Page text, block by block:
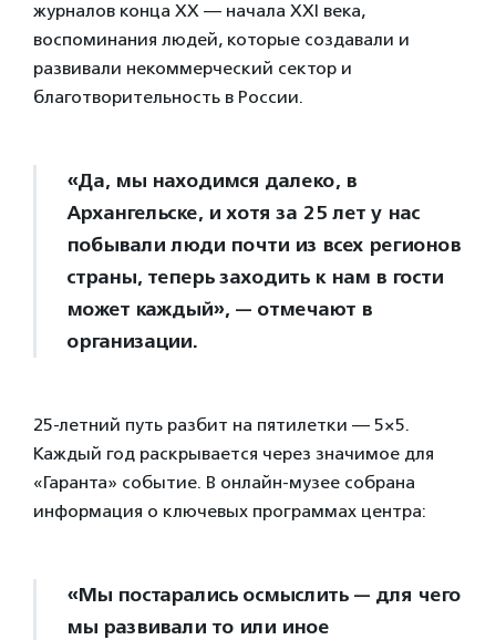
журналов конца XX — начала XXI века,
воспоминания людей, которые создавали и
развивали некоммерческий сектор и
благотворительность в России.
«Да, мы находимся далеко, в
Архангельске, и хотя за 25 лет у нас
побывали люди почти из всех регионов
страны, теперь заходить к нам в гости
может каждый», — отмечают в
организации.
25-летний путь разбит на пятилетки — 5×5.
Каждый год раскрывается через значимое для
«Гаранта» событие. В онлайн-музее собрана
информация о ключевых программах центра:
«Мы постарались осмыслить — для чего
мы развивали то или иное